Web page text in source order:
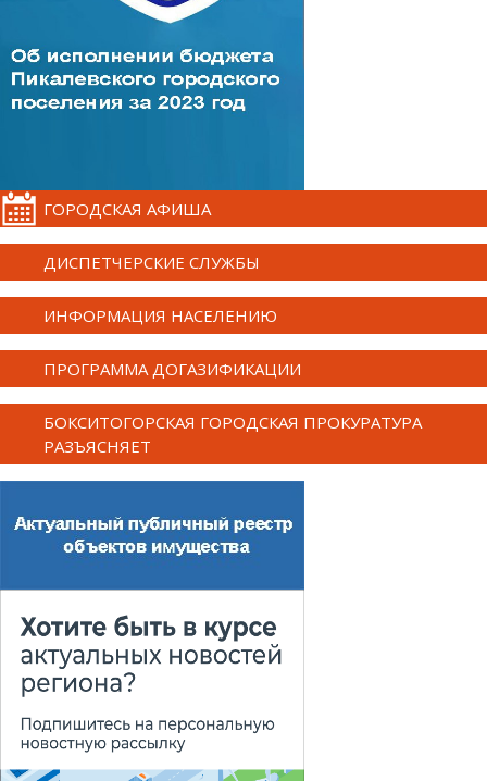
ГОРОДСКАЯ АФИША
ДИСПЕТЧЕРСКИЕ СЛУЖБЫ
ИНФОРМАЦИЯ НАСЕЛЕНИЮ
ПРОГРАММА ДОГАЗИФИКАЦИИ
БОКСИТОГОРСКАЯ ГОРОДСКАЯ ПРОКУРАТУРА
РАЗЪЯСНЯЕТ